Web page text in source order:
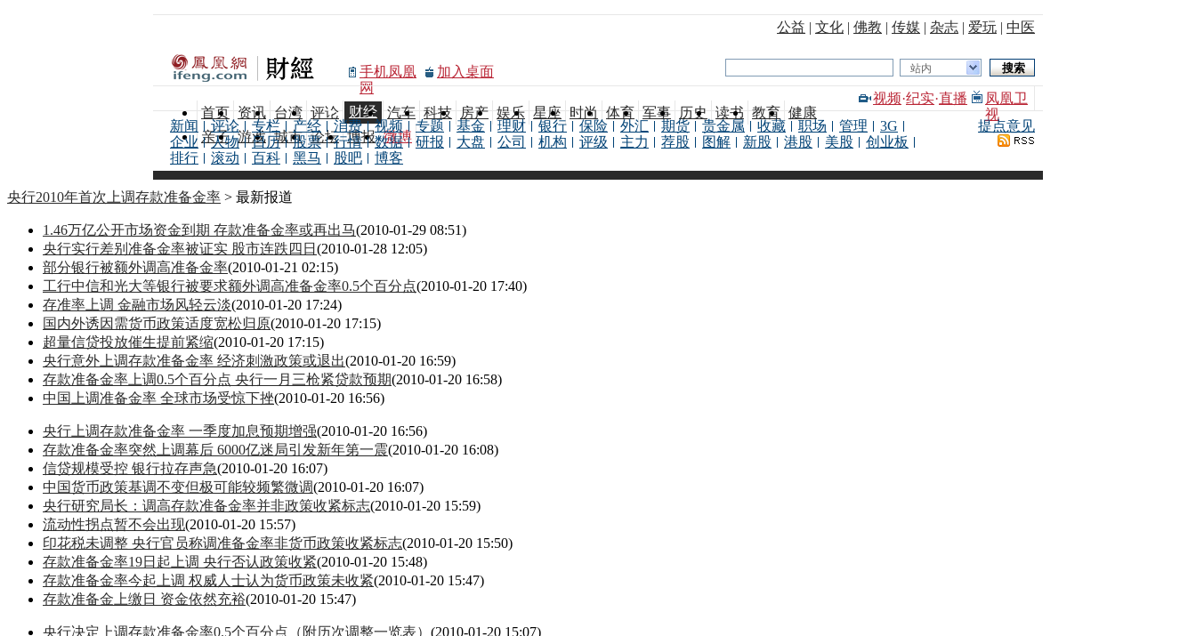
公益 | 文化 | 佛教 | 传媒 | 杂志 | 爱玩 | 中医
手机凤凰
网
加入桌面 站内
首页 资讯 台湾 评论 财经 汽车 科技 房产 娱乐 星座 时尚 体育 军事 历史 读书 教育 健康
亲子 游戏 城市 论坛 博报 微博
视频·纪实·直播
凤凰卫
视
新闻 评论 专栏 产经 消费 视频 专题 基金 理财 银行 保险 外汇 期货 贵金属 收藏 职场 管理
3G
企业
人物 日历 股票 行情 数据 研报 大盘 公司 机构 评级 主力 荐股 图解 新股 港股 美股
创业板
排行
滚动 百科 黑马 股吧 博客
提点意见
央行2010年首次上调存款准备金率 > 最新报道
1.46万亿公开市场资金到期 存款准备金率或再出马(2010-01-29 08:51)
央行实行差别准备金率被证实 股市连跌四日 (2010-01-28 12:05)
部分银行被额外调高准备金率(2010-01-21 02:15)
工行中信和光大等银行被要求额外调高准备金率0.5个百分点(2010-01-20 17:40)
存准率上调 金融市场风轻云淡(2010-01-20 17:24)
国内外诱因需货币政策适度宽松归原(2010-01-20 17:15)
超量信贷投放催生提前紧缩(2010-01-20 17:15)
央行意外上调存款准备金率 经济刺激政策或退出(2010-01-20 16:59)
存款准备金率上调0.5个百分点 央行一月三枪紧贷款预期(2010-01-20 16:58)
中国上调准备金率 全球市场受惊下挫(2010-01-20 16:56)
央行上调存款准备金率 一季度加息预期增强(2010-01-20 16:56)
存款准备金率突然上调幕后 6000亿迷局引发新年第一震(2010-01-20 16:08)
信贷规模受控 银行拉存声急(2010-01-20 16:07)
中国货币政策基调不变但极可能较频繁微调(2010-01-20 16:07)
央行研究局长：调高存款准备金率并非政策收紧标志(2010-01-20 15:59)
流动性拐点暂不会出现(2010-01-20 15:57)
印花税未调整 央行官员称调准备金率非货币政策收紧标志(2010-01-20 15:50)
存款准备金率19日起上调 央行否认政策收紧(2010-01-20 15:48)
存款准备金率今起上调 权威人士认为货币政策未收紧(2010-01-20 15:47)
存款准备金上缴日 资金依然充裕(2010-01-20 15:47)
央行决定上调存款准备金率0.5个百分点（附历次调整一览表） (2010-01-20 15:07)